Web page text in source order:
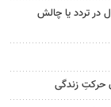
در تردد یا چالش
حرکتِ زندگی